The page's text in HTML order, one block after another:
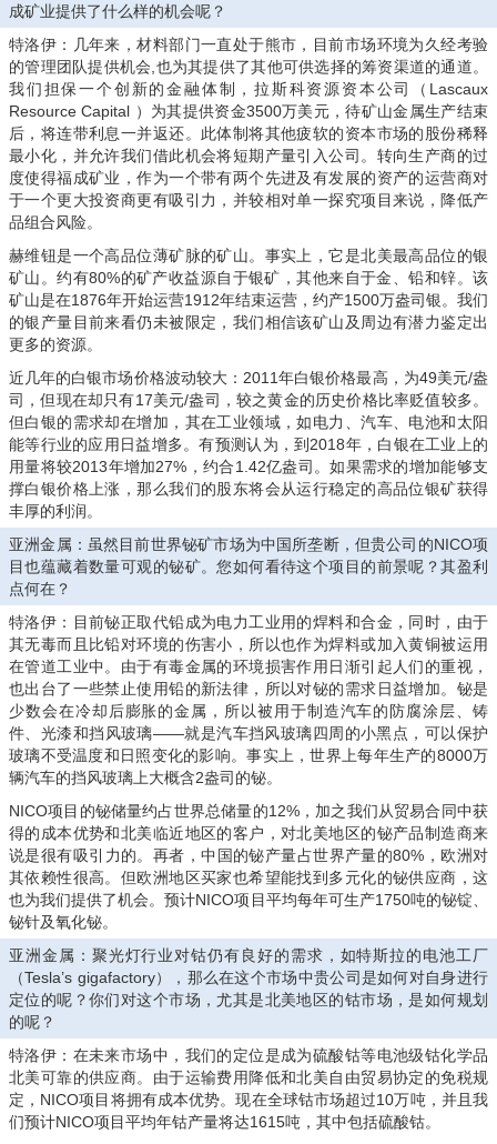
成矿业提供了什么样的机会呢？
特洛伊：几年来，材料部门一直处于熊市，目前市场环境为久经考验
的管理团队提供机会,也为其提供了其他可供选择的筹资渠道的通道。
我们担保一个创新的金融体制，拉斯科资源资本公司（Lascaux
Resource Capital ）为其提供资金3500万美元，待矿山金属生产结束
后，将连带利息一并返还。此体制将其他疲软的资本市场的股份稀释
最小化，并允许我们借此机会将短期产量引入公司。转向生产商的过
度使得福成矿业，作为一个带有两个先进及有发展的资产的运营商对
于一个更大投资商更有吸引力，并较相对单一探究项目来说，降低产
品组合风险。
赫维钮是一个高品位薄矿脉的矿山。事实上，它是北美最高品位的银
矿山。约有80%的矿产收益源自于银矿，其他来自于金、铅和锌。该
矿山是在1876年开始运营1912年结束运营，约产1500万盎司银。我们
的银产量目前来看仍未被限定，我们相信该矿山及周边有潜力鉴定出
更多的资源。
近几年的白银市场价格波动较大：2011年白银价格最高，为49美元/盎
司，但现在却只有17美元/盎司，较之黄金的历史价格比率贬值较多。
但白银的需求却在增加，其在工业领域，如电力、汽车、电池和太阳
能等行业的应用日益增多。有预测认为，到2018年，白银在工业上的
用量将较2013年增加27%，约合1.42亿盎司。如果需求的增加能够支
撑白银价格上涨，那么我们的股东将会从运行稳定的高品位银矿获得
丰厚的利润。
亚洲金属：虽然目前世界铋矿市场为中国所垄断，但贵公司的NICO项
目也蕴藏着数量可观的铋矿。您如何看待这个项目的前景呢？其盈利
点何在？
特洛伊：目前铋正取代铅成为电力工业用的焊料和合金，同时，由于
其无毒而且比铅对环境的伤害小，所以也作为焊料或加入黄铜被运用
在管道工业中。由于有毒金属的环境损害作用日渐引起人们的重视，
也出台了一些禁止使用铅的新法律，所以对铋的需求日益增加。铋是
少数会在冷却后膨胀的金属，所以被用于制造汽车的防腐涂层、铸
件、光漆和挡风玻璃——就是汽车挡风玻璃四周的小黑点，可以保护
玻璃不受温度和日照变化的影响。事实上，世界上每年生产的8000万
辆汽车的挡风玻璃上大概含2盎司的铋。
NICO项目的铋储量约占世界总储量的12%，加之我们从贸易合同中获
得的成本优势和北美临近地区的客户，对北美地区的铋产品制造商来
说是很有吸引力的。再者，中国的铋产量占世界产量的80%，欧洲对
其依赖性很高。但欧洲地区买家也希望能找到多元化的铋供应商，这
也为我们提供了机会。预计NICO项目平均每年可生产1750吨的铋锭、
铋针及氧化铋。
亚洲金属：聚光灯行业对钴仍有良好的需求，如特斯拉的电池工厂
（Tesla’s gigafactory），那么在这个市场中贵公司是如何对自身进行
定位的呢？你们对这个市场，尤其是北美地区的钴市场，是如何规划
的呢？
特洛伊：在未来市场中，我们的定位是成为硫酸钴等电池级钴化学品
北美可靠的供应商。由于运输费用降低和北美自由贸易协定的免税规
定，NICO项目将拥有成本优势。现在全球钴市场超过10万吨，并且我
们预计NICO项目平均年钴产量将达1615吨，其中包括硫酸钴。